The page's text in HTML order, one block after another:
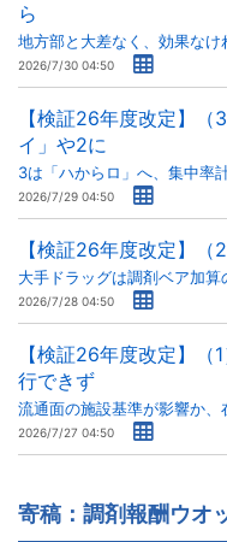
ら
地方部と大差なく、効果なけ
2026/7/30 04:50
【検証26年度改定】
イ」や2に
3は「ハからロ」へ、集中率
2026/7/29 04:50
【検証26年度改定】
大手ドラッグは調剤ベア加算
2026/7/28 04:50
【検証26年度改定】
行できず
流通面の施設基準が影響か
2026/7/27 04:50
寄稿：調剤報酬ウオ